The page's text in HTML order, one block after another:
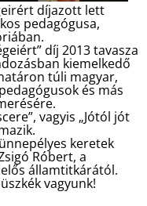
díjazott lett
pedagógusa,
díj 2013 tavasza
kiemelkedő
túli magyar,
és más
vagyis „Jótól jót
keretek
Róbert, a
államtitkárától.
vagyunk!